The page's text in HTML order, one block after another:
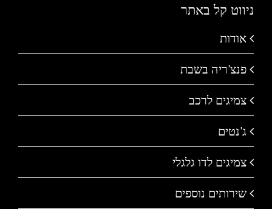
ניווט קל באתר
אודות
פנצ'ריה בשבת
צמיגים לרכב
ג'נטים
צמיגים לדו גלגלי
שירותים נוספים